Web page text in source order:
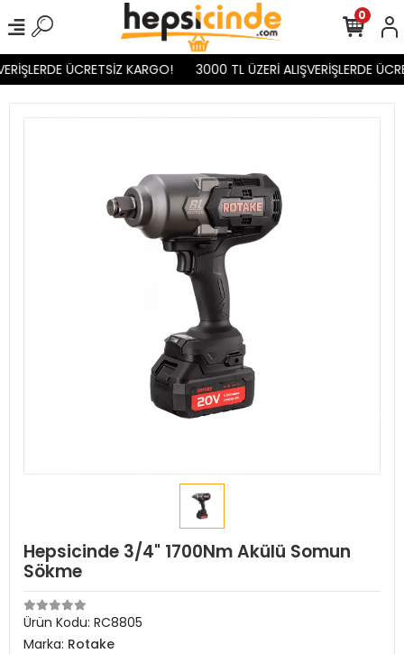
ÜCRETSİZ KARGO! 3000 TL ÜZERİ ALIŞVERİŞLERDE
0
Hepsicinde 3/4" 1700Nm Akülü Somun
Sökme
Ürün Kodu: RC8805
Marka: Rotake